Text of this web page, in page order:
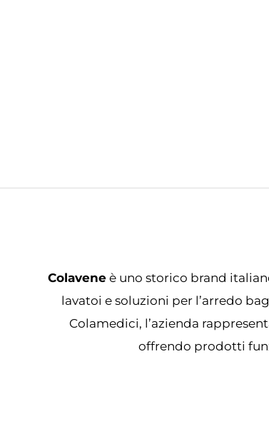
Colavene è uno storico brand
lavatoi e soluzioni per l’arredo
Colamedici, l’azienda
offrendo prodotti